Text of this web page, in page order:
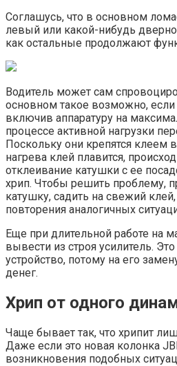
Соглашусь, что в основном
левый или какой-нибудь
как остальные продолжают
Водитель может сам
основном такое возможно,
включив аппаратуру на
процессе активной нагрузки
Поскольку они крепятся клеем
нагрева клей плавится,
отклеивание катушки с ее
хрип. Чтобы решить проблему,
катушку, садить на свежий
повторения аналогичных
Еще при длительной работе на
вывести из строя усилитель.
устройство, потому на его
денег.
Хрип от одного
Чаще бывает так, что хрипит
Даже если это новая колонка
возникновения подобных